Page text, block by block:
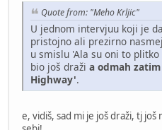
Quote from: "Meho Krljic"
U jednom intervjuu koji je
pristojno ali prezirno
u smislu 'Ala su oni to
bio još draži a odmah
Highway'.
e, vidiš, sad mi je još draži, tj još